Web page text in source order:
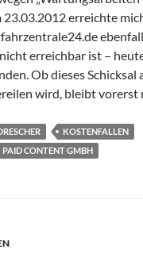
23.03.2012 erreichte
erreichbar ist –
Ob dieses Schicksal
wird, bleibt vorerst
KOSTENFALLEN
PAID CONTENT GMBH